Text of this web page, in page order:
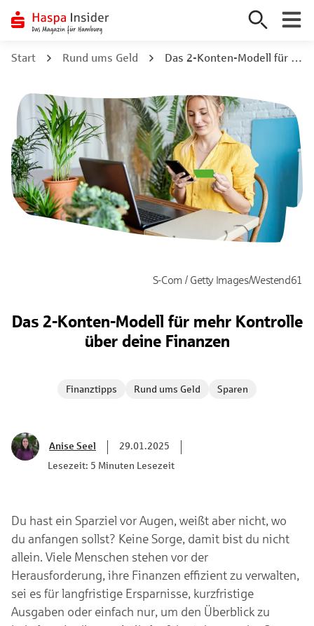
Inhalt
Start Rund ums Geld Das 2-Konten-Modell für mehr Kontrolle über deine Finanzen
S-Com / Getty Images/Westend61
Das 2-Konten-Modell für mehr Kontrolle
über deine Finanzen
Finanztipps Rund ums Geld Sparen
Anise Seel
29.01.2025
Lesezeit: 5 Minuten Lesezeit
Du hast ein Sparziel vor Augen, weißt aber nicht, wo
du anfangen sollst? Keine Sorge, damit bist du nicht
allein. Viele Menschen stehen vor der
Herausforderung, ihre Finanzen effizient zu verwalten,
sei es für langfristige Ersparnisse, kurzfristige
Ausgaben oder einfach nur, um den Überblick zu